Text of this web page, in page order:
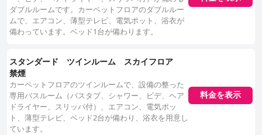
ダブルルームです。カーペットフロアのダブルルー
ムで、エアコン、薄型テレビ、電気ポット、浴衣が
備わっています。ベッド1台が備わります。
スタンダード ツインルーム スカイフロア
禁煙
カーペットフロアのツインルームで、設備の整った
専用バスルーム（バスタブ、シャワー、ビデ、ヘア
ドライヤー、スリッパ付）、エアコン、電気ポッ
ト、薄型テレビ、ベッド2台が備わり、浴衣を用意し
ています。
料金を表示